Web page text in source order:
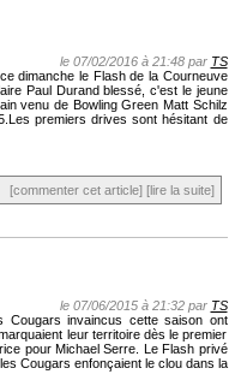
le 07/02/2016 à 21:48 par TS
dimanche le Flash de la Courneuve
Paul Durand blessé, c'est le jeune
venu de Bowling Green Matt Schilz
premiers drives sont hésitant de
[commenter cet article] [lire la suite]
le 07/06/2015 à 21:32 par TS
Cougars invaincus cette saison ont
leur territoire dès le premier
pour Michael Serre. Le Flash privé
Cougars enfonçaient le clou dans la